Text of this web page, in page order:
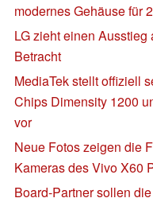
modernes Gehäuse für
LG zieht einen
Betracht
MediaTek stellt offiziell
Chips Dimensity 1200
vor
Neue Fotos zeigen die
Kameras des Vivo X60
Board-Partner sollen